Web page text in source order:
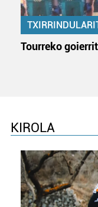
Lortu zure datu
buruzko informazio
datuen atalean.
zerbitzuak
baliatzen gara.
erabiltzeko
irakurri
Tourreko
KIROLA